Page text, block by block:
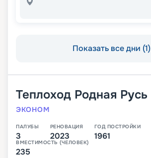
Показать все дни (1)
Теплоход Родная Русь
ЭКОНОМ
ПАЛУБЫ
3
РЕНОВАЦИЯ
2023
ГОД ПОСТРОЙКИ
1961
ВМЕСТИМОСТЬ (ЧЕЛОВЕК)
235